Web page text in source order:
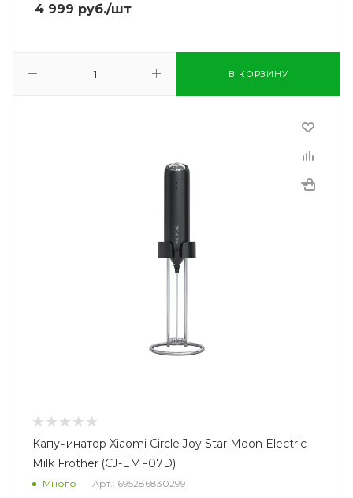
4 999 руб./шт
В КОРЗИНУ
Капучинатор Xiaomi Circle Joy Star Moon Electric
Milk Frother (CJ-EMF07D)
Много Арт.: 6952868302991